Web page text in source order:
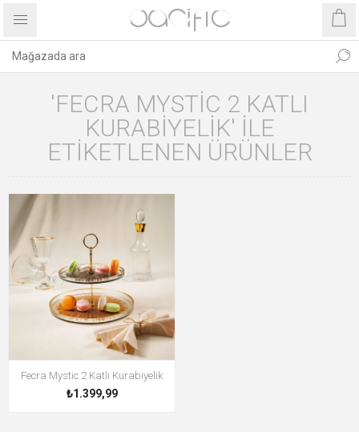
'FECRA MYSTIC 2 KATLI
KURABIYELIK' ILE
ETIKETLENEN ÜRÜNLER
Fecra Mystic 2 Katlı Kurabiyelik
₺1.399,99